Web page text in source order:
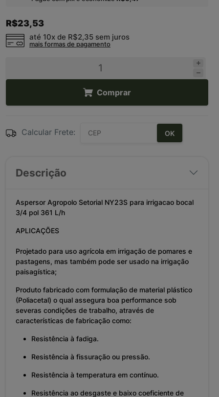
R$23,53
até 10x de R$2,35 sem juros
mais formas de pagamento
Comprar
Calcular Frete: OK
Descrição
Aspersor Agropolo Setorial NY23S para irrigacao bocal
3/4 pol 361 L/h
APLICAÇÕES
Projetado para uso agrícola em irrigação de pomares e
pastagens, mas também pode ser usado na irrigação
paisagística;
Produto fabricado com formulação de material plástico
(Poliacetal) o qual assegura boa performance sob
severas condições de trabalho, através de
características de fabricação como:
Resistência à fadiga.
Resistência à fissuração ou pressão.
Resistência à temperatura em contínuo.
Resistência ao desgaste e baixo coeficiente de